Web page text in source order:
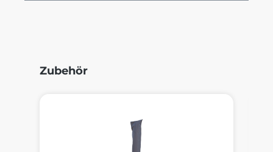
Produktgalerie überspringen
Zubehör